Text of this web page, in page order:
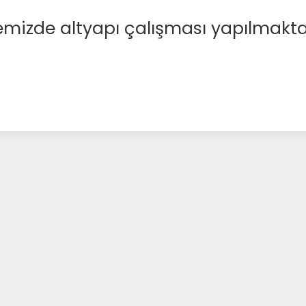
altyapı çalışması